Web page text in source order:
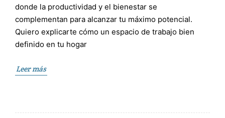
donde la productividad y el bienestar se
complementan para alcanzar tu máximo potencial.
Quiero explicarte cómo un espacio de trabajo bien
definido en tu hogar
Leer más